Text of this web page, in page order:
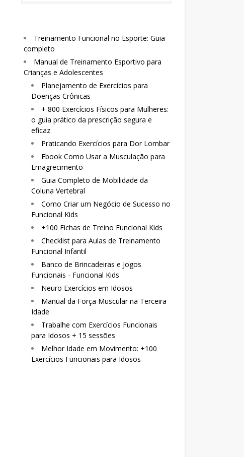
Treinamento Funcional no Esporte: Guia
completo
Manual de Treinamento Esportivo para
Crianças e Adolescentes
Planejamento de Exercícios para
Doenças Crônicas
+ 800 Exercícios Físicos para Mulheres:
o guia prático da prescrição segura e
eficaz
Praticando Exercícios para Dor Lombar
Ebook Como Usar a Musculação para
Emagrecimento
Guia Completo de Mobilidade da
Coluna Vertebral
Como Criar um Negócio de Sucesso no
Funcional Kids
+100 Fichas de Treino Funcional Kids
Checklist para Aulas de Treinamento
Funcional Infantil
Banco de Brincadeiras e Jogos
Funcionais - Funcional Kids
Neuro Exercícios em Idosos
Manual da Força Muscular na Terceira
Idade
Trabalhe com Exercícios Funcionais
para Idosos + 15 sessões
Melhor Idade em Movimento: +100
Exercícios Funcionais para Idosos